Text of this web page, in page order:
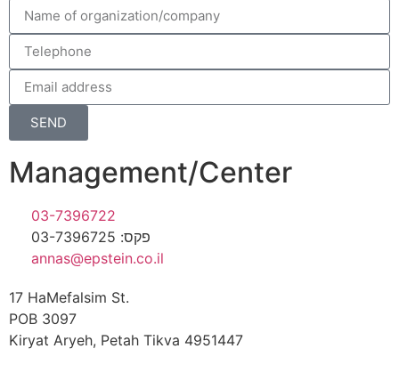
SEND
Management/Center
03-7396722
פקס: 03-7396725
annas@epstein.co.il
17 HaMefalsim St.
POB 3097
Kiryat Aryeh, Petah Tikva 4951447